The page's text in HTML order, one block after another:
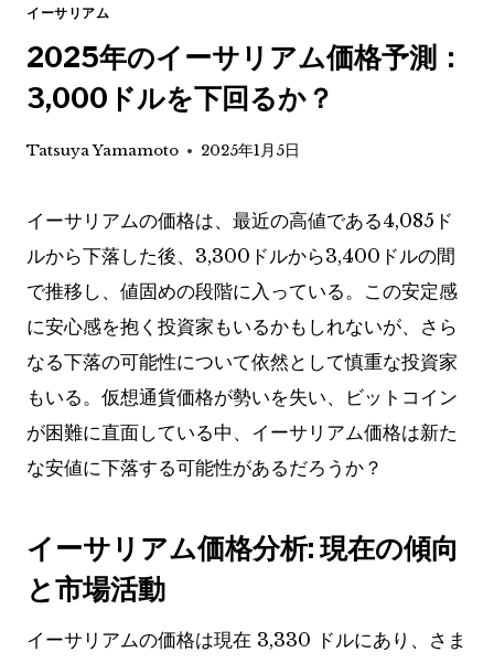
イーサリアム
2025年のイーサリアム価格予測：
3,000ドルを下回るか？
Tatsuya Yamamoto 2025年1月5日
イーサリアムの価格は、最近の高値である4,085ド
ルから下落した後、3,300ドルから3,400ドルの間
で推移し、値固めの段階に入っている。この安定感
に安心感を抱く投資家もいるかもしれないが、さら
なる下落の可能性について依然として慎重な投資家
もいる。仮想通貨価格が勢いを失い、ビットコイン
が困難に直面している中、イーサリアム価格は新た
な安値に下落する可能性があるだろうか？
イーサリアム価格分析: 現在の傾向
と市場活動
イーサリアムの価格は現在 3,330 ドルにあり、さま